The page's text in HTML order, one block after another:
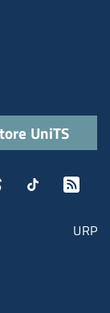
URP
UniTS